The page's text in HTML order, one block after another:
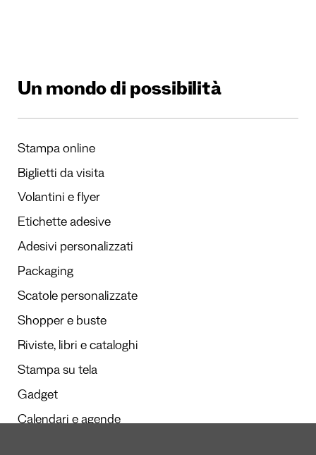
Un mondo di possibilità
Stampa online
Biglietti da visita
Volantini e flyer
Etichette adesive
Adesivi personalizzati
Packaging
Scatole personalizzate
Shopper e buste
Riviste, libri e cataloghi
Stampa su tela
Gadget
Calendari e agende